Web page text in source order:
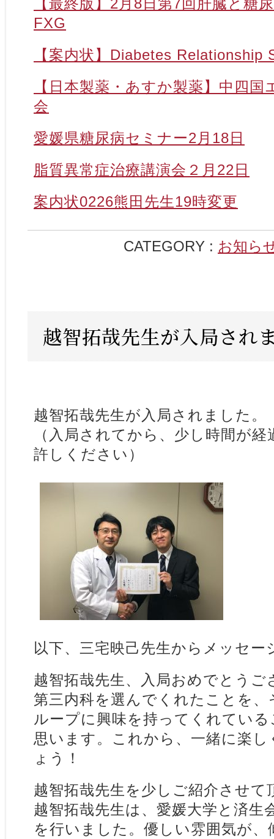
【最終版】2月8日第7回肝臓と糖
FXG
【案内状】Diabetes Relationship
【日本製薬・あすか製薬】中四
会
愛媛県糖尿病セミナー2月18日
脂質異常症治療講演会２月22日
案内状0226熊田先生19時変更
CATEGORY : お知ら
越智拓哉先生が入局され
越智拓哉先生が入局されました。
（入局されてから、少し時間が
許しください）
以下、三宅映己先生からメッセ
越智拓哉先生、入局おめでとうご
第三内科を選んでくれたことを
ループに興味を持ってくれてい
思います。これから、一緒に楽
ょう！
越智拓哉先生を少しご紹介させて
越智拓哉先生は、愛媛大学と済生
を行いました。優しい雰囲気が